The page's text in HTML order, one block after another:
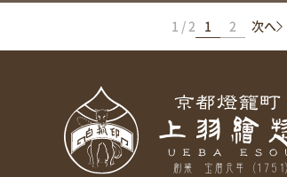
1 / 2 1 2 次へ